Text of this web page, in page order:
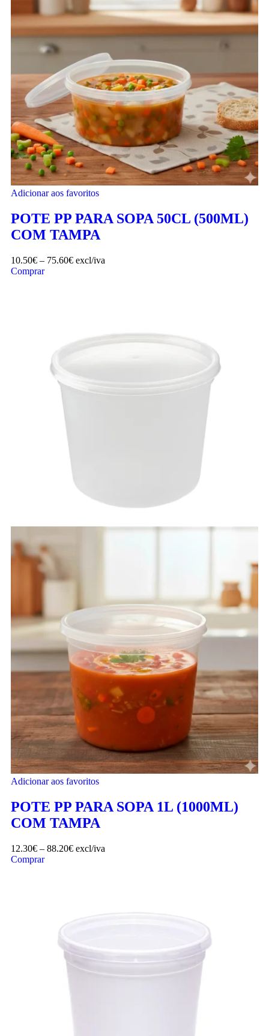
Adicionar aos favoritos
POTE PP PARA SOPA 50CL (500ML)
COM TAMPA
10.50€ – 75.60€ excl/iva
Comprar
Adicionar aos favoritos
POTE PP PARA SOPA 1L (1000ML)
COM TAMPA
12.30€ – 88.20€ excl/iva
Comprar